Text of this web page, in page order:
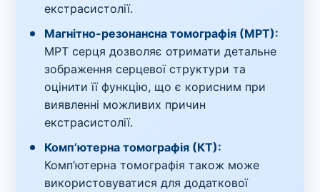
екстрасистолії.
Магнітно-резонансна томографія (МРТ):
МРТ серця дозволяє отримати детальне
зображення серцевої структури та
оцінити її функцію, що є корисним при
виявленні можливих причин
екстрасистолії.
Комп’ютерна томографія (КТ):
Комп’ютерна томографія також може
використовуватися для додаткової